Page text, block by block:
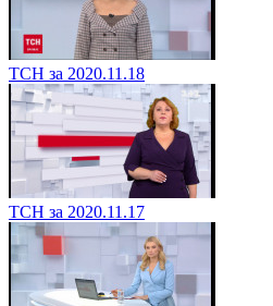
ТСН за 2020.11.18
ТСН за 2020.11.17